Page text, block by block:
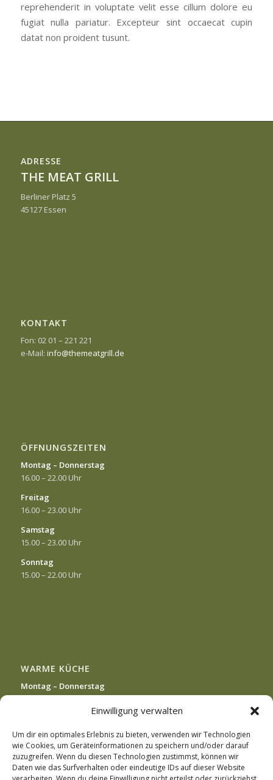
Einwilligung verwalten
Um dir ein optimales Erlebnis zu bieten, verwenden wir Technologien
wie Cookies, um Geräteinformationen zu speichern und/oder darauf
zuzugreifen. Wenn du diesen Technologien zustimmst, können wir
Daten wie das Surfverhalten oder eindeutige IDs auf dieser Website
reprehenderit in voluptate velit esse cillum dolore eu
fugiat nulla pariatur. Excepteur sint occaecat cupin
datat non proident tusunt.
ADRESSE
THE MEAT GRILL
Berliner Platz 5
45127 Essen
KONTAKT
Fon: 02 01 – 221 221
e-Mail: info@themeatgrill.de
ÖFFNUNGSZEITEN
Montag – Donnerstag
16.00 – 22.00 Uhr
Freitag
16.00 – 23.00 Uhr
Samstag
15.00 – 23.00 Uhr
Sonntag
15.00 – 22.00 Uhr
WARME KÜCHE
Montag – Donnerstag
16.00 – 22.00 Uhr
16.00 – 23.00 Uhr
Samstag
15.00 – 23.00 Uhr